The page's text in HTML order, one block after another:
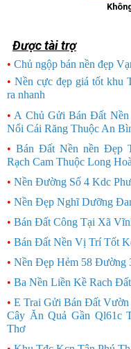
Được tài trợ
• Chủ ngộp bán nền đẹp
• Nền cực đẹp giá tốt khu
ra nhanh
• A Chủ Gửi Bán Đất
Nổi Cái Răng Thuộc An
• Bán Đất Nền nền Đẹp
Rạch Cam Thuộc Long
• Nền Đường Số 4 Kdc
• Nền Đẹp Nghĩ Dưỡng
• Bán Đất Công Tại Xã
• Bán Đất Nền Vị Trí Tốt
• Nền Đẹp Hẻm 58 Đường
• Ba Nền Liền Kề Rach
• E Trai Gửi Bán Đất Vườn
Cây Ăn Quả Gần Ql61c
Thơ